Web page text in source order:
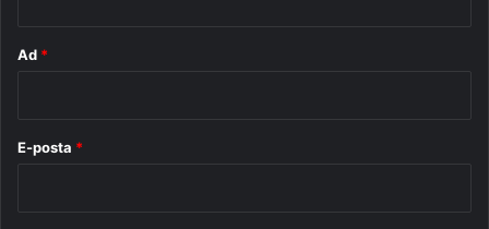
Ad *
E-posta *